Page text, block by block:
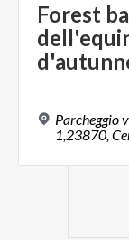
Forest
Parcheggio
1,23870,